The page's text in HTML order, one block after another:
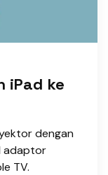
iPad ke
dengan
adaptor
TV.